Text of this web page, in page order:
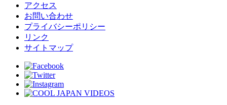
アクセス
お問い合わせ
プライバシーポリシー
リンク
サイトマップ